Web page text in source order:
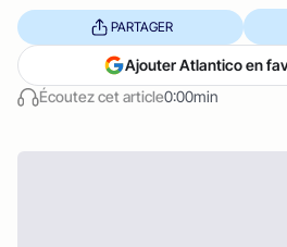
Écoutez cet article0:00min
PARTAGER
Ajouter Atlantico en